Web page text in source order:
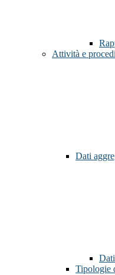
Attività e
Dati
Tipologie